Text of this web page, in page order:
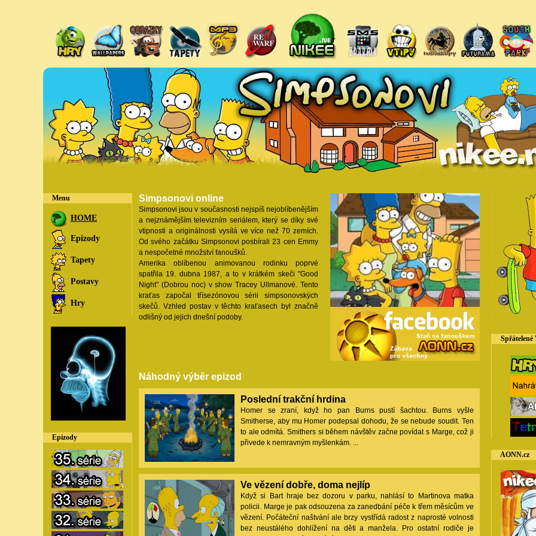
Menu
HOME
Epizody
Tapety
Postavy
Hry
Epizody
Simpsonovi online
Simpsonovi jsou v současnosti nejspíš nejoblíbenějším
a nejznámějším televizním seriálem, který se díky své
vtipnosti a originálnosti vysílá ve více než 70 zemích.
Od svého začátku Simpsonovi posbírali 23 cen Emmy
a nespočetné množství fanoušků.
Amerika oblíbenou animovanou rodinku poprvé
spatřila 19. dubna 1987, a to v krátkém skeči "Good
Night" (Dobrou noc) v show Tracey Ullmanové. Tento
kraťas započal třísezónovou sérii simpsonovských
skečů. Vzhled postav v těchto kraťasech byl značně
odlišný od jejich dnešní podoby.
Náhodný výběr epizod
Poslední trakční hrdina
Homer se zraní, když ho pan Burns pustí šachtou. Burns vyšle
Smitherse, aby mu Homer podepsal dohodu, že se nebude soudit. Ten
to ale odmítá. Smithers si během návštěv začne povídat s Marge, což ji
přivede k nemravným myšlenkám. ...
Ve vězení dobře, doma nejlíp
Když si Bart hraje bez dozoru v parku, nahlásí to Martinova matka
policii. Marge je pak odsouzena za zanedbání péče k třem měsícům ve
vězení. Počáteční naštvání ale brzy vystřídá radost z naprosté volnosti
bez neustálého dohlížení na děti a manžela. Pro ostatní rodiče je
Spřátelené
AONN.cz